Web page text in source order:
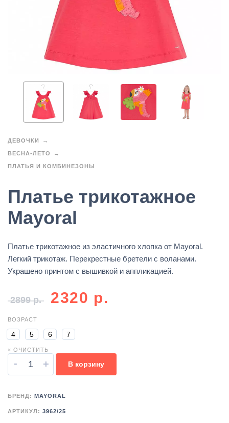
ДЕВОЧКИ
ВЕСНА-ЛЕТО
ПЛАТЬЯ И КОМБИНЕЗОНЫ
Платье трикотажное
Mayoral
Платье трикотажное из эластичного хлопка от Mayoral.
Легкий трикотаж. Перекрестные бретели с воланами.
Украшено принтом с вышивкой и аппликацией.
2899р. 2320 р.
ВОЗРАСТ
4 5 6 7
× ОЧИСТИТЬ
- + В корзину
БРЕНД: MAYORAL
АРТИКУЛ: 3962/25